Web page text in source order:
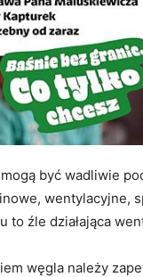
być wadliwie
wentylacyjne,
to źle działająca
węgla należy